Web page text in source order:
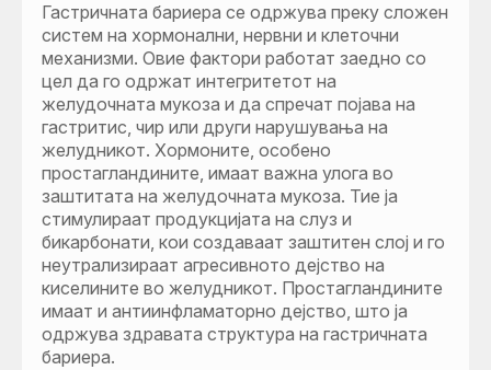
Гастричната бариера се одржува преку сложен
систем на хормонални, нервни и клеточни
механизми. Овие фактори работат заедно со
цел да го одржат интегритетот на
желудочната мукоза и да спречат појава на
гастритис, чир или други нарушувања на
желудникот. Хормоните, особено
простагландините, имаат важна улога во
заштитата на желудочната мукоза. Тие ја
стимулираат продукцијата на слуз и
бикарбонати, кои создаваат заштитен слој и го
неутрализираат агресивното дејство на
киселините во желудникот. Простагландините
имаат и антиинфламаторно дејство, што ја
одржува здравата структура на гастричната
бариера.